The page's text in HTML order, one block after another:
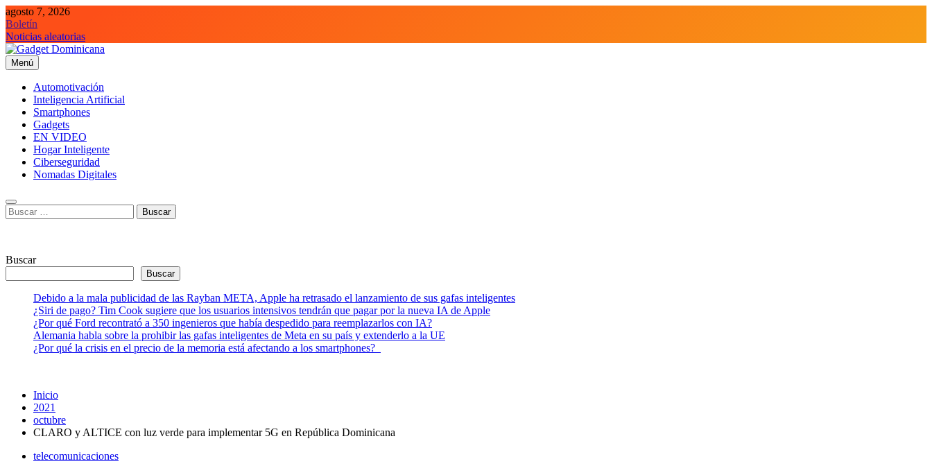
Saltar
al
contenido
agosto 7, 2026
Boletín
Noticias aleatorias
Gadget Dominicana
Gadgets, Autos y Tecnología de consumo
Menú
Automotivación
Inteligencia Artificial
Smartphones
Gadgets
EN VIDEO
Hogar Inteligente
Ciberseguridad
Nomadas Digitales
Buscar:
Buscar
Buscar
Debido a la mala publicidad de las Rayban META, Apple ha retrasado el lanzamiento de sus gafas inteligentes
¿Siri de pago? Tim Cook sugiere que los usuarios intensivos tendrán que pagar por la nueva IA de Apple
¿Por qué Ford recontrató a 350 ingenieros que había despedido para reemplazarlos con IA?
Alemania habla sobre la prohibir las gafas inteligentes de Meta en su país y extenderlo a la UE
¿Por qué la crisis en el precio de la memoria está afectando a los smartphones?
Inicio
2021
octubre
CLARO y ALTICE con luz verde para implementar 5G en República Dominicana
telecomunicaciones